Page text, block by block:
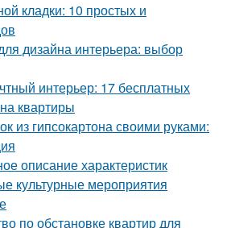
кладки: 10 простых и
дизайна интерьера: выбор
интерьер: 17 бесплатных
квартиры
из гипсокартона своими руками:
описание характеристик
культурные мероприятия
по обстановке квартир для